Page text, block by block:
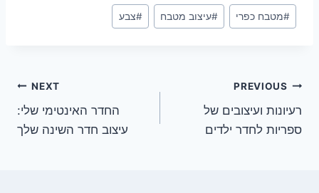
Post
Tags:
#מטבח כפרי #עיצוב מטבח #צבע
ניווט
PREVIOUS
רעיונות ועיצובים של
ספריות לחדר ילדים
NEXT
החדר האינטימי שלי:
עיצוב חדר השינה שלך